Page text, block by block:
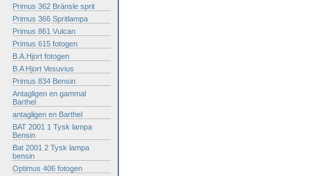
Primus 362 Bränsle sprit
Primus 366 Spritlampa
Primus 861 Vulcan
Primus 615 fotogen
B.A.Hjort fotogen
B.A Hjort Vesuvius
Primus 834 Bensin
Antagligen en gammal
Barthel
antagligen en Barthel
BAT 2001 1 Tysk lampa
Bensin
Bat 2001 2 Tysk lampa
bensin
Optimus 406 fotogen